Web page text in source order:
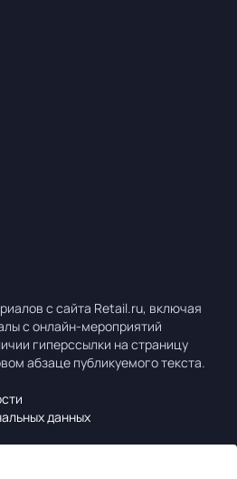
с сайта Retail.ru, включая
с онлайн-мероприятий
гиперссылки на страницу
абзаце публикуемого текста.
данных